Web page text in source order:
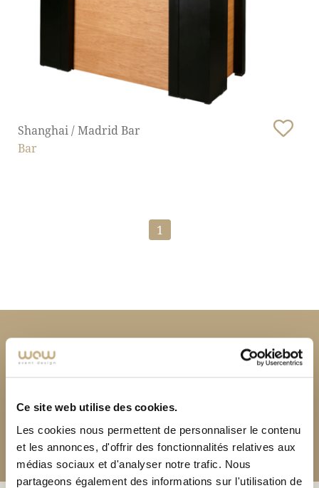
Ce site web utilise des cookies.
Les cookies nous permettent de personnaliser le contenu
et les annonces, d'offrir des fonctionnalités relatives aux
médias sociaux et d'analyser notre trafic. Nous
partageons également des informations sur l'utilisation de
Shanghai / Madrid Bar
Bar
1
Envoyez votre wishlist pour un devis
autre renseignement.
Prendre rendez-vous